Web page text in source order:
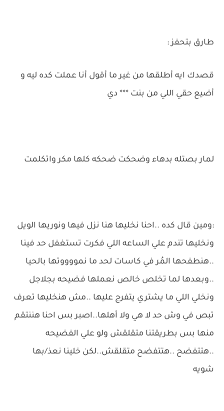
طارق بتحفز :
قصدك ايه أطلقها من غير ما أقول أنا عملت كده ليه و
أضيع حقي اللي من بنت *** دي
لمار بصتله بدهاء وضحكت ضحكه كلها مكر واتكلمت
:ومين قال كده ..احنا نخليها هنا نزل فيها ونوريها الويل
ونخليها تندم علي الساعه اللي فكرت تستغفل حد فينا
..هنطفحها المُر في كاسات لحد ما نمووووتها بالحيا
..وبعدها لما تخلص خالص نعملها فضيحه بجلاجل
ونخلي اللي ما يشتري يتفرج عليها ..مش هنخليها تعرف
تبص في وش حد لا هي ولا أهلها..اصبر بس احنا هننتقم
منها بس بطريقتنا متقلقش ولو علي الفضيحه
..هتتفضح ..هتتفضح متقلقش..لكن خلينا نعذ/بها
شويه